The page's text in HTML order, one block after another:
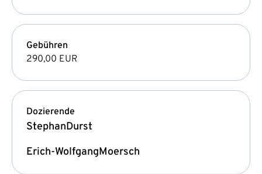
Gebühren
290,00 EUR
Dozierende
StephanDurst
Erich-WolfgangMoersch